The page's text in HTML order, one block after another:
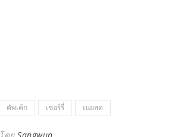
คัพเค้ก เชอร์รี่ เนยสด